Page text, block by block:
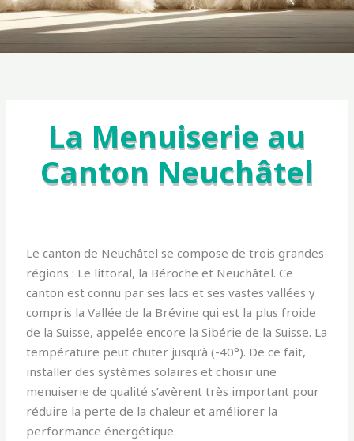
La Menuiserie au
Canton Neuchâtel
Le canton de Neuchâtel se compose de trois grandes
régions : Le littoral, la Béroche et Neuchâtel. Ce
canton est connu par ses lacs et ses vastes vallées y
compris la Vallée de la Brévine qui est la plus froide
de la Suisse, appelée encore la Sibérie de la Suisse. La
température peut chuter jusqu’à (-40°). De ce fait,
installer des systèmes solaires et choisir une
menuiserie de qualité s’avèrent très important pour
réduire la perte de la chaleur et améliorer la
performance énergétique.